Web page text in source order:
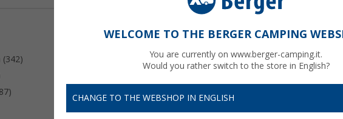
(342)
PIATTI DOCCIA
piatti doccia da campeggiooffrono una comoda soluzione per
compatti sono un'opzione salvaspazio, soprattutto nei camper. Ecco
campeggio:Per saperne di più suPiatti doccia...
WELCOME TO THE BERGER CAMPING
You are currently on www.berger-camping.it.
Would you rather switch to the store in English?
CHANGE TO THE WEBSHOP IN ENGLISH